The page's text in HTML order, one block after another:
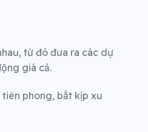
từ đó đưa ra các dự
giá cả.
phong, bắt kịp xu